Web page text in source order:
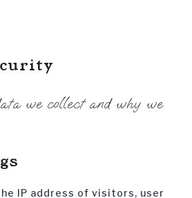
we collect and why we
IP address of visitors, user